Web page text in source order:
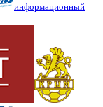
информационный